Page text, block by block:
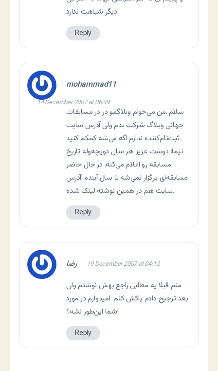
ديگر شباهت ندارد.
Reply
mohammad11
14 December 2007 at 06:49
سلام..من می‌خوام وبلاگمو در در مسابقات
جهانی وبلاگ شركت بدم ولی آدرس سایت
ثبت‌نام‌کننده ندارم اگه می‌شه کمکم کنید.
نیما: دوست عزیز هر سال دویچه‌وله تاریخ
مسابقه رو اعلام می‌کنه. در حال حاضر
مسابقه‌ای برگزار نمی‌شه تا سال آینده. آدرس
سایت هم در همین نوشته لینک شده.
Reply
رضا 19 December 2007 at 04:12
منم قبلا یه مطلبی راجع بهش نوشتم ولی
بعد ترجیح دادم پاکش کنم. امیدوارم در مورد
شما این‌طور نشه؟!
Reply